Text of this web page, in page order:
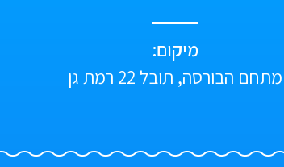
מיקום:
מתחם הבורסה, תובל 22 רמת גן